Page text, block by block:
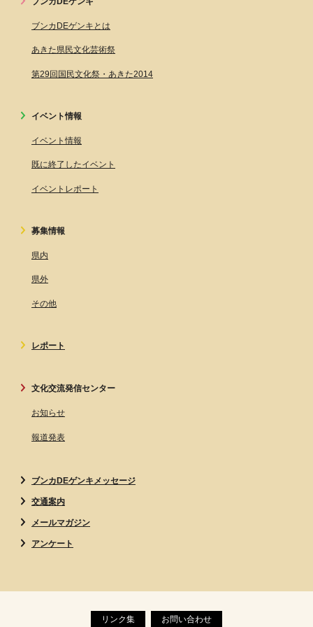
ブンカDEゲンキとは
あきた県民文化芸術祭
第29回国民文化祭・あきた2014
イベント情報
イベント情報
既に終了したイベント
イベントレポート
募集情報
県内
県外
その他
レポート
文化交流発信センター
お知らせ
報道発表
ブンカDEゲンキメッセージ
交通案内
メールマガジン
アンケート
リンク集 お問い合わせ